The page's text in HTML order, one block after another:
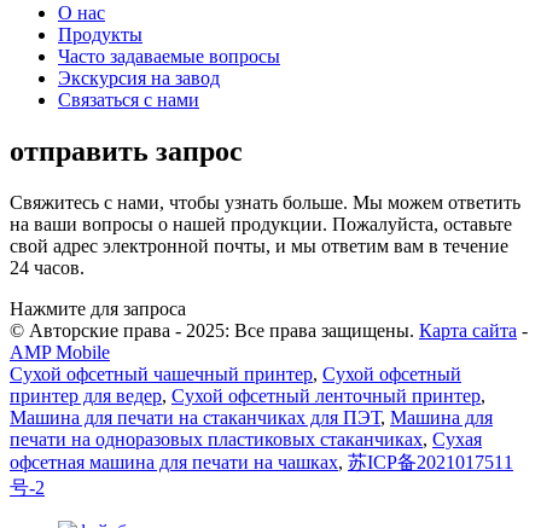
О нас
Продукты
Часто задаваемые вопросы
Экскурсия на завод
Связаться с нами
отправить запрос
Свяжитесь с нами, чтобы узнать больше. Мы можем ответить
на ваши вопросы о нашей продукции. Пожалуйста, оставьте
свой адрес электронной почты, и мы ответим вам в течение
24 часов.
Нажмите для запроса
© Авторские права - 2025: Все права защищены. Карта сайта -
AMP Mobile
Сухой офсетный чашечный принтер, Сухой офсетный
принтер для ведер, Сухой офсетный ленточный принтер,
Машина для печати на стаканчиках для ПЭТ, Машина для
печати на одноразовых пластиковых стаканчиках, Сухая
офсетная машина для печати на чашках, 苏ICP备2021017511
号-2